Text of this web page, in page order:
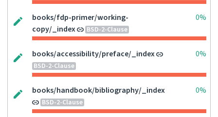
books/fdp-primer/working-
copy/_index
BSD-2-Clause
0%
books/accessibility/preface/_index
BSD-2-Clause
0%
books/handbook/bibliography/_index
BSD-2-Clause
0%